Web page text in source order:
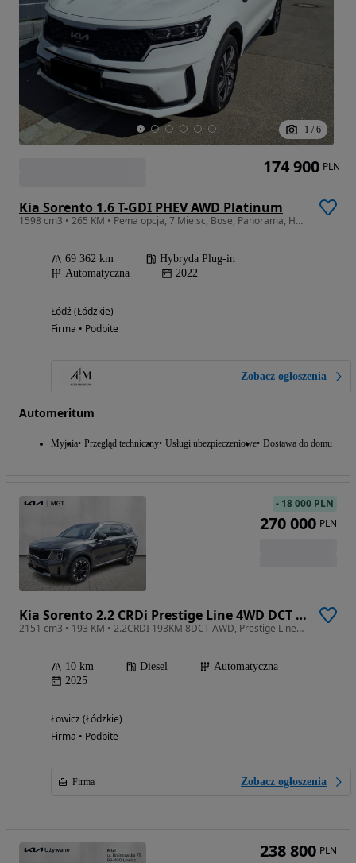
1 / 6
Kia Sorento 1.6 T-GDI PHEV AWD Platinum
1598 cm3 • 265 KM • Pełna opcja, 7 Miejsc, Bose, Panorama, Hak, Went. fotele, FV23%
69 362 km
Hybryda Plug-in
Automatyczna
2022
Łódź (Łódzkie)
Firma • Podbite
Zobacz ogłoszenia
Automeritum
Myjnia Przegląd techniczny Usługi ubezpieczeniowe Dostawa do domu
174 900 PLN
Kia Sorento 2.2 CRDi Prestige Line 4WD DCT 7os
2151 cm3 • 193 KM • 2.2CRDI 193KM 8DCT AWD, Prestige Line+PNS Ostatnie sztuki od ręki !!!
10 km Diesel
Automatyczna
2025
Łowicz (Łódzkie)
Firma • Podbite
Firma Zobacz ogłoszenia
- 18 000 PLN
270 000 PLN
238 800 PLN